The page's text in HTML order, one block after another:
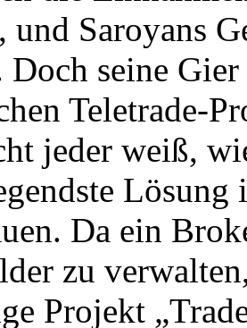
und Saroyans
seine
Teletrade-
jeder weiß,
Da ein
zu
Projekt